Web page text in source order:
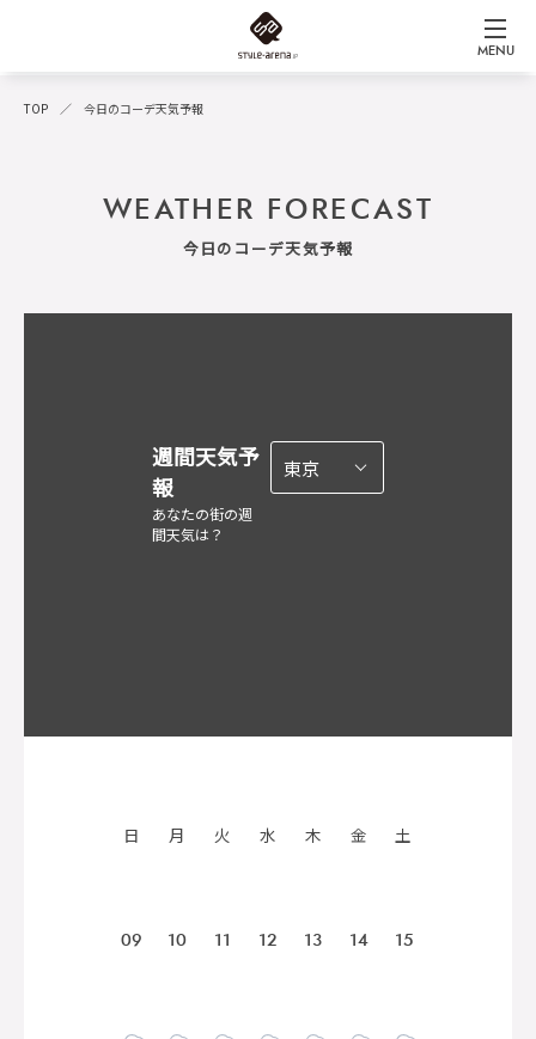
MENU
TOP 今日のコーデ天気予報
WEATHER FORECAST
今日のコーデ天気予報
週間天気予
報
あなたの街の週
間天気は？
日
09
月
10
火
11
水
12
木
13
金
14
土
15